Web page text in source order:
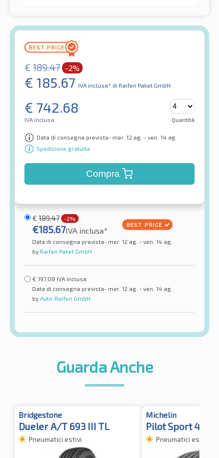
€ 189.47 -2%
€ 185.67 IVA inclusa* di Raifen Paket GmbH
€ 742.68
IVA inclusa Quantità
Data di consegna prevista- mer. 12 ag. - ven. 14 ag.
Spedizione gratuita
Compra
€ 189.47 -2%
€185.67IVA inclusa*
Data di consegna prevista- mer. 12 ag. - ven. 14 ag.
by Raifen Paket GmbH
€ 197.08 IVA inclusa
Data di consegna prevista- mer. 12 ag. - ven. 14 ag.
by Auto-Raifen GmbH
Guarda Anche
Bridgestone
Dueler A/T 693 III TL
Pneumatici estivi
Michelin
Pilot Sport 4
Pneumatici estivi